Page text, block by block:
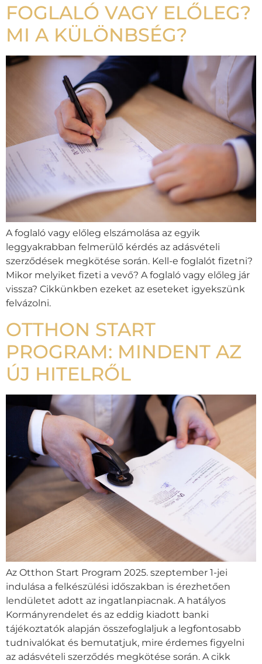
FOGLALÓ VAGY ELŐLEG?
MI A KÜLÖNBSÉG?
A foglaló vagy előleg elszámolása az egyik
leggyakrabban felmerülő kérdés az adásvételi
szerződések megkötése során. Kell-e foglalót fizetni?
Mikor melyiket fizeti a vevő? A foglaló vagy előleg jár
vissza? Cikkünkben ezeket az eseteket igyekszünk
felvázolni.
OTTHON START
PROGRAM: MINDENT AZ
ÚJ HITELRŐL
Az Otthon Start Program 2025. szeptember 1-jei
indulása a felkészülési időszakban is érezhetően
lendületet adott az ingatlanpiacnak. A hatályos
Kormányrendelet és az eddig kiadott banki
tájékoztatók alapján összefoglaljuk a legfontosabb
tudnivalókat és bemutatjuk, mire érdemes figyelni
az adásvételi szerződés megkötése során. A cikk